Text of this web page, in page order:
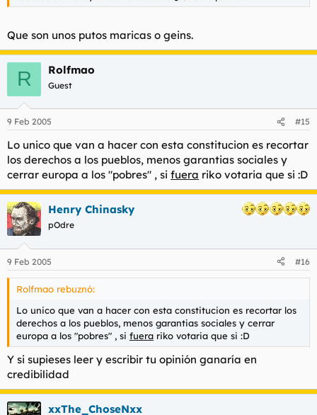
Que son unos putos maricas o geins.
R Rolfmao
Guest
9 Feb 2005 #15
Lo unico que van a hacer con esta constitucion es recortar
los derechos a los pueblos, menos garantias sociales y
cerrar europa a los "pobres" , si fuera riko votaria que si :D
Henry Chinasky
pOdre
9 Feb 2005 #16
Rolfmao rebuznó:
Lo unico que van a hacer con esta constitucion es recortar los
derechos a los pueblos, menos garantias sociales y cerrar
europa a los "pobres" , si fuera riko votaria que si :D
Y si supieses leer y escribir tu opinión ganaría en
credibilidad
xxThe_ChoseNxx